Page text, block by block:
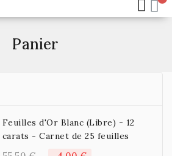
Panier
Feuilles d'Or Blanc (Libre) - 12
carats - Carnet de 25 feuilles